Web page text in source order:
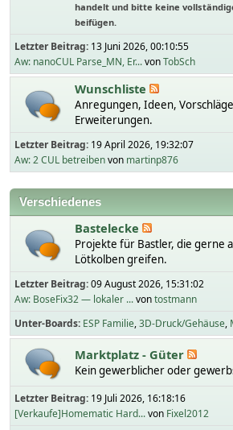
handelt und bitte keine
beifügen.
Letzter Beitrag: 13 Juni 2026, 00:10:55
Aw: nanoCUL Parse_MN, Er...vonTobSch
Wunschliste
Anregungen, Ideen,
Erweiterungen.
Letzter Beitrag: 19 April 2026, 19:32:07
Aw: 2 CUL betreibenvon martinp876
Verschiedenes
Bastelecke
Projekte für Bastler, die gerne
Lötkolben greifen.
Letzter Beitrag:09 August 2026, 15:31:02
Aw: BoseFix32 — lokaler ...vontostmann
Unter-Boards ESP Familie 3D-Druck/Gehäuse
Marktplatz - Güter
Kein gewerblicher oder
Letzter Beitrag: 19 Juli 2026, 16:18:16
[Verkaufe]Homematic Hard...von Fixel2012